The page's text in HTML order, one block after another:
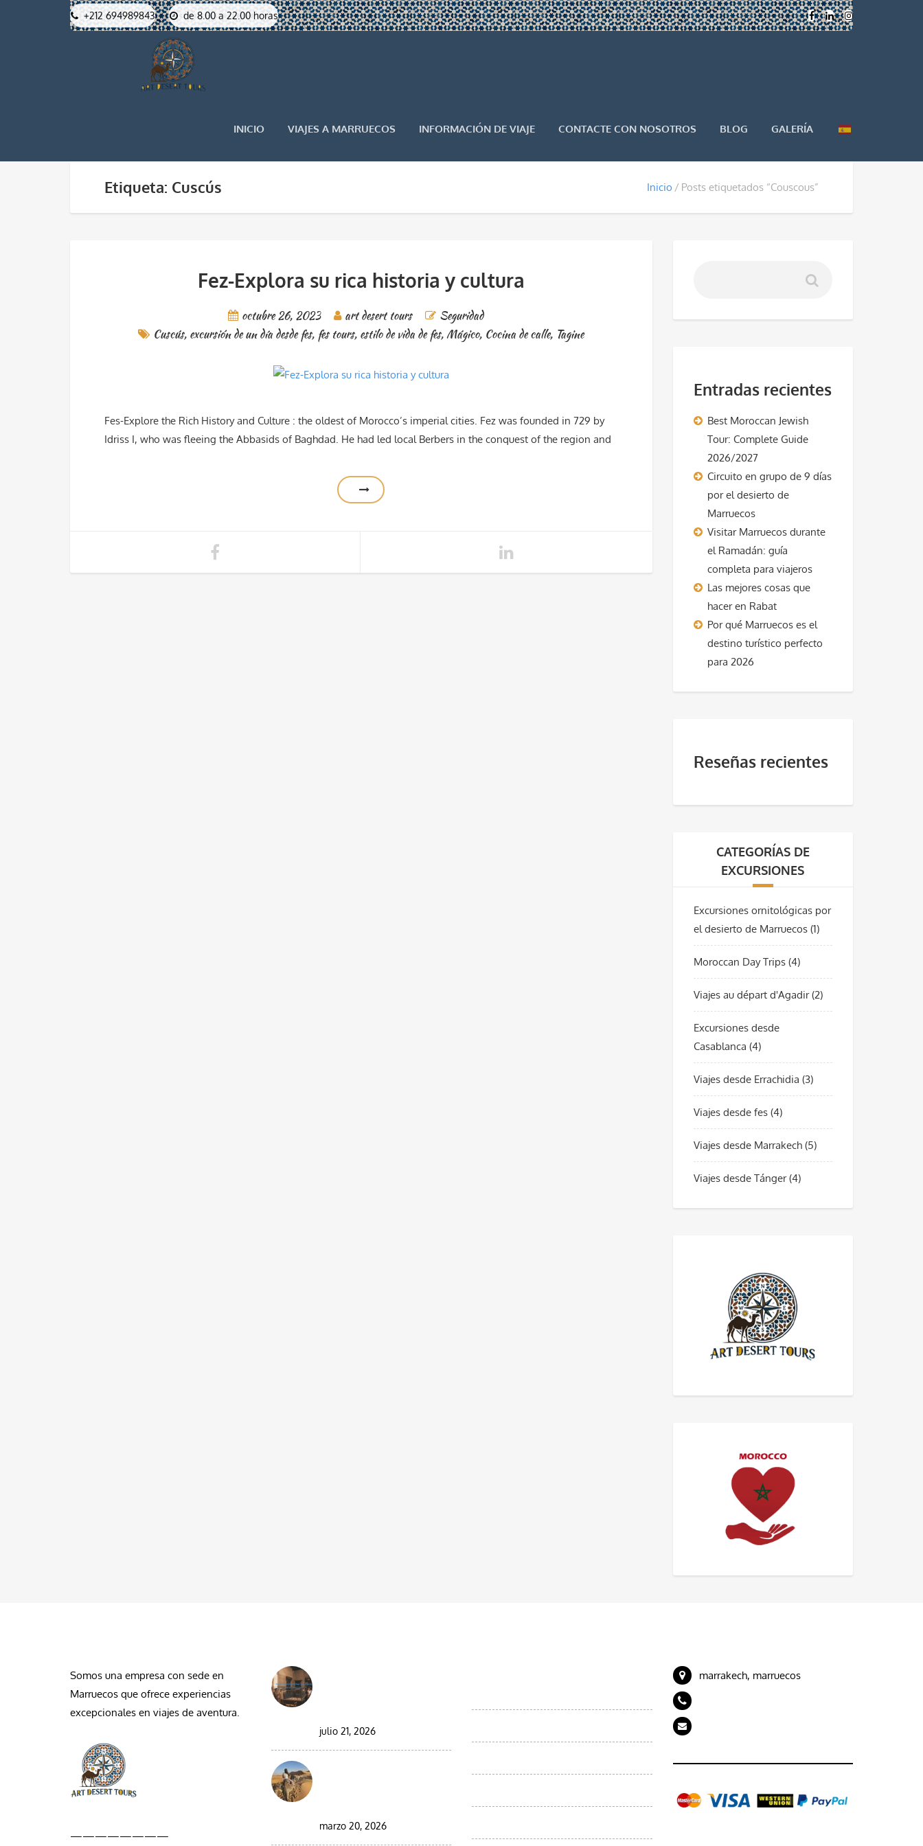
+212 694989843 de 8.00 a 22.00 horas
INICIO VIAJES A MARRUECOS INFORMACIÓN DE VIAJE CONTACTE CON NOSOTROS BLOG GALERÍA
Etiqueta: Cuscús Inicio Posts etiquetados “Couscous”
Fez-Explora su rica historia y cultura
octubre 26, 2023 art desert tours
Seguridad
Cuscús, excursión de un día desde fes, fes tours, estilo de vida de fes,Mágico, Cocina de calle, Tagine
Fes-Explore the Rich History and Culture : the oldest of Morocco’s imperial cities. Fez was founded in 729 by
Idriss I, who was fleeing the Abbasids of Baghdad. He had led local Berbers in the conquest of the region and
Entradas recientes
Best Moroccan Jewish
Tour: Complete Guide
2026/2027
Circuito en grupo de 9 días
por el desierto de
Marruecos
Visitar Marruecos durante
el Ramadán: guía
completa para viajeros
Las mejores cosas que
hacer en Rabat
Por qué Marruecos es el
destino turístico perfecto
para 2026
Reseñas recientes
CATEGORÍAS DE
EXCURSIONES
Excursiones ornitológicas por
el desierto de Marruecos(1)
Moroccan Day Trips(4)
Viajes au départ d'Agadir(2)
Excursiones desde
Casablanca (4)
Viajes desde Errachidia (3)
Viajes desde fes(4)
Viajes desde Marrakech(5)
Viajes desde Tánger(4)
Somos una empresa con sede en
Marruecos que ofrece experiencias
excepcionales en viajes de aventura.
————————
julio 21, 2026
marzo 20, 2026
marrakech, marruecos